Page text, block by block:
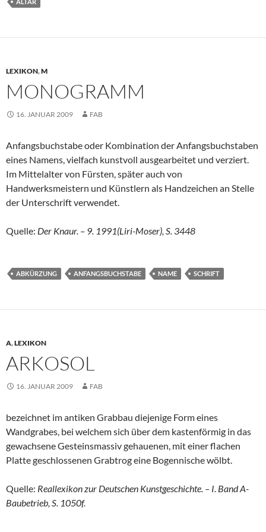
ALTAR
LEXIKON,M
MONOGRAMM
16. JANUAR 2009 FAB
Anfangsbuchstabe oder Kombination der Anfangsbuchstaben
eines Namens, vielfach kunstvoll ausgearbeitet und verziert.
Im Mittelalter von Fürsten, später auch von
Handwerksmeistern und Künstlern als Handzeichen an Stelle
der Unterschrift verwendet.
Quelle: Der Knaur. – 9. 1991(Liri-Moser), S. 3448
ABKÜRZUNG ANFANGSBUCHSTABE NAME SCHRIFT
A,LEXIKON
ARKOSOL
16. JANUAR 2009 FAB
bezeichnet im antiken Grabbau diejenige Form eines
Wandgrabes, bei welchem sich über dem kastenförmig in das
gewachsene Gesteinsmassiv gehauenen, mit einer flachen
Platte geschlossenen Grabtrog eine Bogennische wölbt.
Quelle: Reallexikon zur Deutschen Kunstgeschichte. – I. Band A-
Baubetrieb, S. 1050f.